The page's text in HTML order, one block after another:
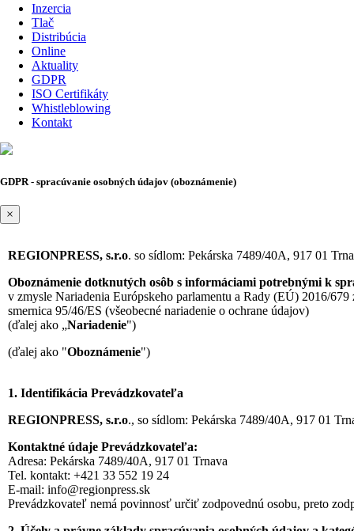
Inzercia
Tlač
Distribúcia
Online
Aktuality
GDPR
ISO Certifikáty
Whistleblowing
Kontakt
GDPR - spracúvanie osobných údajov (oboznámenie)
×
REGIONPRESS, s.r.o. so sídlom: Pekárska 7489/40A, 917 01
Oboznámenie dotknutých osôb s informáciami potrebnými k
v zmysle Nariadenia Európskeho parlamentu a Rady (EÚ) 2016/
smernica 95/46/ES (všeobecné nariadenie o ochrane údajov)
(ďalej ako „Nariadenie")
(ďalej ako "Oboznámenie")
1. Identifikácia Prevádzkovateľa
REGIONPRESS, s.r.o., so sídlom: Pekárska 7489/40A, 917 01
Kontaktné údaje Prevádzkovateľa:
Adresa: Pekárska 7489/40A, 917 01 Trnava
Tel. kontakt: +421 33 552 19 24
E-mail: info@regionpress.sk
Prevádzkovateľ nemá povinnosť určiť zodpovednú osobu, preto